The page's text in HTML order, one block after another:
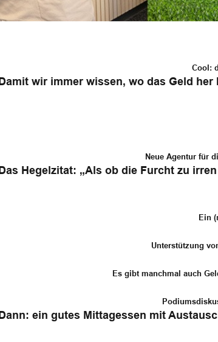
Cool:
Damit wir immer wissen, wo das Geld
Neue Agentur für
Das Hegelzitat: „Als ob die Furcht zu
Ein
Unterstützung
Es gibt manchmal auch
Dann: ein gutes Mittagessen mit